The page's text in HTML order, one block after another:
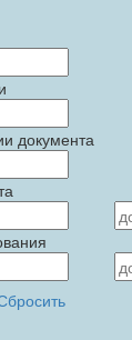
документа